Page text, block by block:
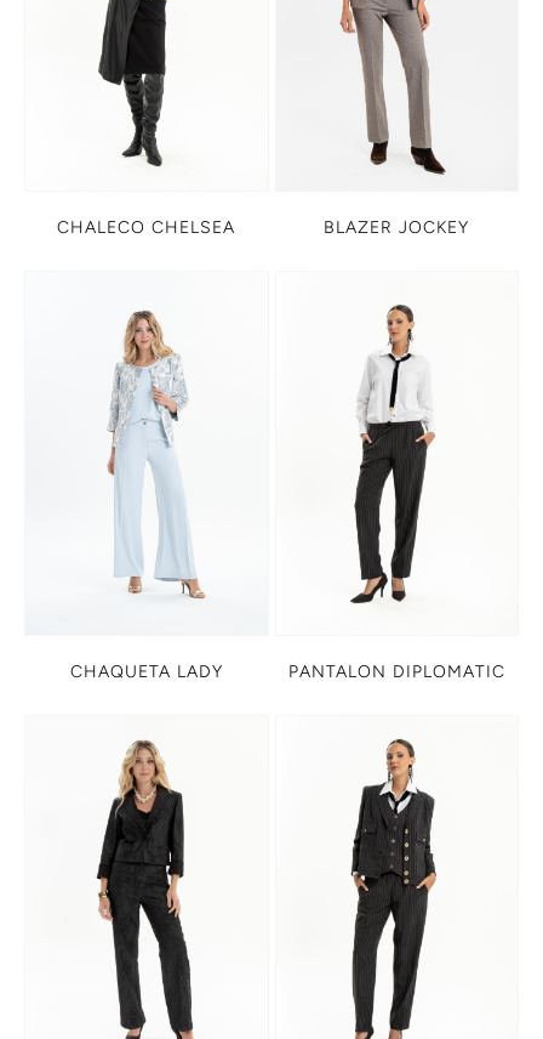
CHALECO CHELSEA BLAZER JOCKEY
CHAQUETA LADY PANTALON DIPLOMATIC